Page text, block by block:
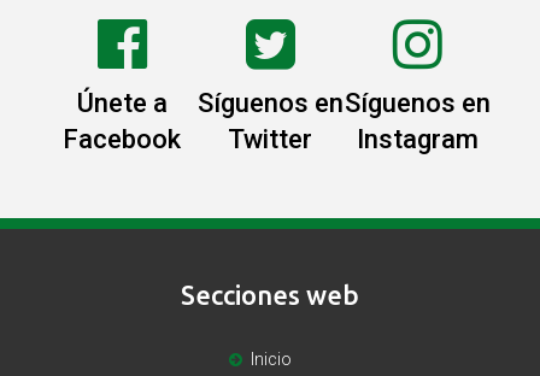
Únete a
Facebook
Síguenos en
Twitter
Síguenos en
Instagram
Secciones web
Inicio